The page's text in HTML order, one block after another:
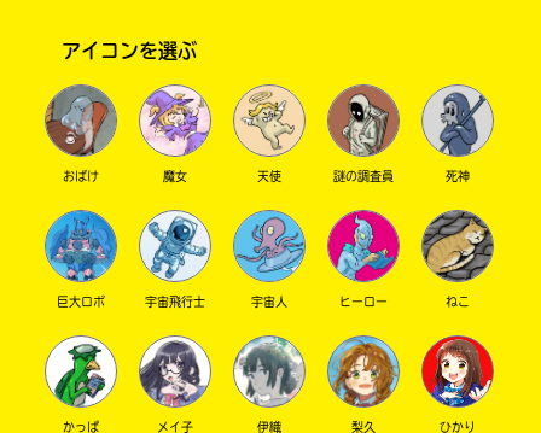
このマチのことを
もっと知りたい
アイコンを選ぶ
おばけ 魔女 天使 謎の調査員 死神
巨大ロボ 宇宙飛行士 宇宙人 ヒーロー ねこ
かっぱ メイ子 伊織 梨久 ひかり